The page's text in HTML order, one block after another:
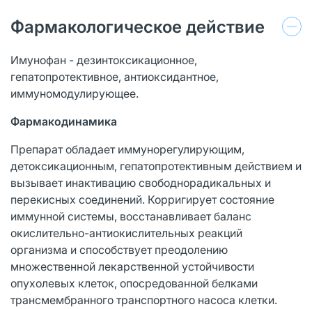
Фармакологическое действие
Имунофан - дезинтоксикационное,
гепатопротективное, антиоксидантное,
иммуномодулирующее.
Фармакодинамика
Препарат обладает иммунорегулирующим,
детоксикационным, гепатопротективным действием и
вызывает инактивацию свободнорадикальных и
перекисных соединений. Корригирует состояние
иммунной системы, восстанавливает баланс
окислительно-антиокислительных реакций
организма и способствует преодолению
множественной лекарственной устойчивости
опухолевых клеток, опосредованной белками
трансмембранного транспортного насоса клетки.